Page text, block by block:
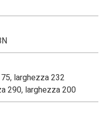
larghezza 232
290, larghezza 200